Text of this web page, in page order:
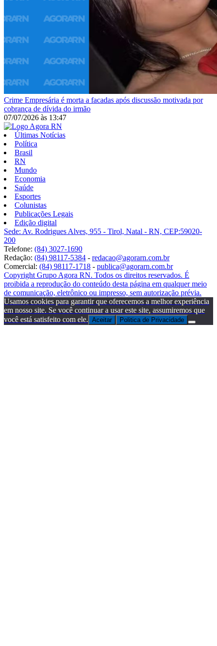
Crime Empresária é morta a facadas após discussão motivada por
cobrança de dívida do irmão
07/07/2026 às 13:47
Últimas Notícias
Política
Brasil
RN
Mundo
Economia
Saúde
Esportes
Colunistas
Publicações Legais
Edição digital
Sede: Av. Rodrigues Alves, 955 - Tirol, Natal - RN, CEP:59020-
200
Telefone: (84) 3027-1690
Redação: (84) 98117-5384 - redacao@agorarn.com.br
Comercial: (84) 98117-1718 - publica@agorarn.com.br
Copyright Grupo Agora RN. Todos os direitos reservados. É
proibida a reprodução do conteúdo desta página em qualquer meio
de comunicação, eletrônico ou impresso, sem autorização prévia.
Usamos cookies para garantir que oferecemos a melhor experiência
em nosso site. Se você continuar a usar este site, assumiremos que
você está satisfeito com ele. Aceitar Politica de Privacidade